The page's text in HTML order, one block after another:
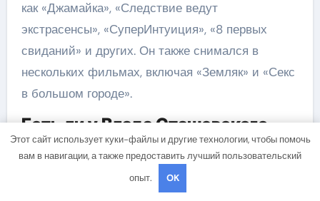
как «Джамайка», «Следствие ведут
экстрасенсы», «СуперИнтуиция», «8 первых
свиданий» и других. Он также снимался в
нескольких фильмах, включая «Земляк» и «Секс
в большом городе».
Есть ли у Влада Сташевского
музыкальные проекты?
Да, у Влада Сташевского есть музыкальные
проекты. Он выпустил несколько сольных
Этот сайт использует куки-файлы и другие технологии, чтобы помочь
вам в навигации, а также предоставить лучший пользовательский
опыт.
OK